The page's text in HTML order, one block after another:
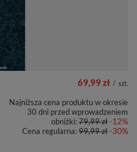
69,99 zł / szt.
Najniższa cena produktu w okresie
30 dni przed wprowadzeniem
obniżki:79,99 zł-12%
Cena regularna:99,99 zł-30%